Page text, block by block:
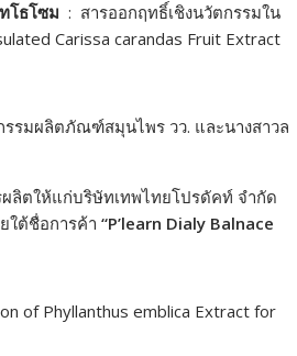
โธโซม : สารออกฤทธิ์เชิงนวัตกรรมใน
Carissa carandas Fruit Extract
รมผลิตภัณฑ์สมุนไพร วว. และนางสาวล
ลิตให้แก่บริษัทเทพไทยโปรดัคท์ จำกัด
ใต้ชื่อการค้า “P’learn Dialy Balnace
of Phyllanthus emblica Extract for